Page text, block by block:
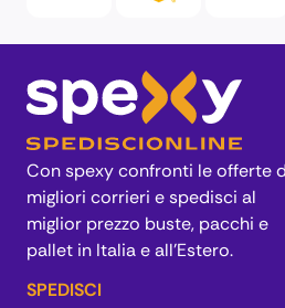
Con spexy confronti le offerte
migliori corrieri e spedisci al
miglior prezzo buste, pacchi e
pallet in Italia e all’Estero.
SPEDISCI